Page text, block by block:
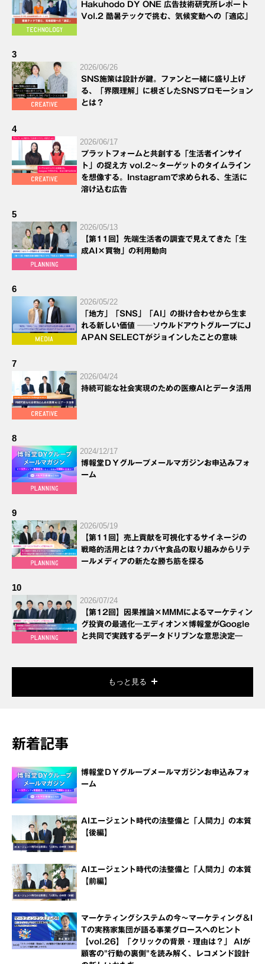
Hakuhodo DY ONE 広告技術研究所レポート
Vol.2 酷暑テックで挑む、気候変動への「適応」
3
2026/06/26
SNS施策は設計が鍵。ファンと一緒に盛り上げ
る、「界隈理解」に根ざしたSNSプロモーション
とは？
4
2026/06/17
プラットフォームと共創する「生活者インサイ
ト」の捉え方 vol.2～ターゲットのタイムライン
を想像する。Instagramで求められる、生活に
溶け込む広告
5
2026/05/13
【第11回】先端生活者の調査で見えてきた「生
成AI×買物」の利用動向
6
2026/05/22
「地方」「SNS」「AI」の掛け合わせから生ま
れる新しい価値 ──ソウルドアウトグループにJ
APAN SELECTがジョインしたことの意味
7
2026/04/24
持続可能な社会実現のための医療AIとデータ活用
8
2024/12/17
博報堂ＤＹグループメールマガジンお申込みフォ
ーム
9
2026/05/19
【第11回】売上貢献を可視化するサイネージの
戦略的活用とは？カバヤ食品の取り組みからリテ
ールメディアの新たな勝ち筋を探る
10
2026/07/24
【第12回】因果推論×MMMによるマーケティン
グ投資の最適化―エディオン×博報堂がGoogle
と共同で実践するデータドリブンな意思決定―
もっと見る
新着記事
博報堂ＤＹグループメールマガジンお申込みフォ
ーム
AIエージェント時代の法整備と「人間力」の本質
【後編】
AIエージェント時代の法整備と「人間力」の本質
【前編】
マーケティングシステムの今～マーケティング＆I
Tの実務家集団が語る事業グロースへのヒント
【vol.26】「クリックの背景・理由は？」 AIが
顧客の"行動の裏側"を読み解く、レコメンド設計